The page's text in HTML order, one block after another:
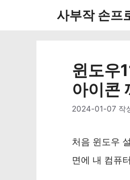
사부작 손프
윈도우
아이콘
2024-01-07 작
처음 윈도우
면에 내 컴퓨